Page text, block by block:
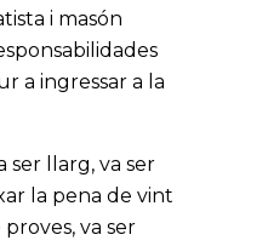
i masón
a ingressar a la
ser llarg, va ser
la pena de vint
va ser